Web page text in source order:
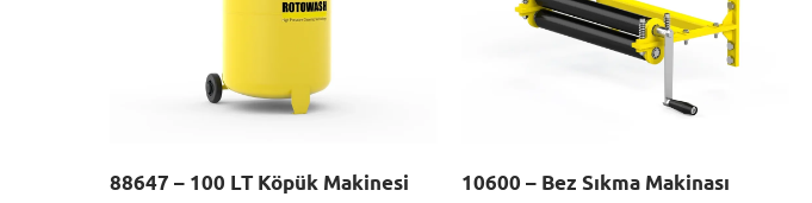
88647 – 100 LT Köpük Makinesi 10600 – Bez Sıkma Makinası